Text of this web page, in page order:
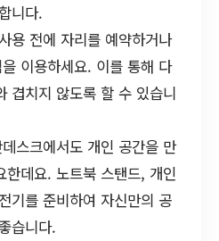
니다.
사용 전에 자리를 예약하거나
이용하세요. 이를 통해 다
겹치지 않도록 할 수 있습니
스크에서도 개인 공간을 만
한데요. 노트북 스탠드, 개인
기를 준비하여 자신만의 공
습니다.